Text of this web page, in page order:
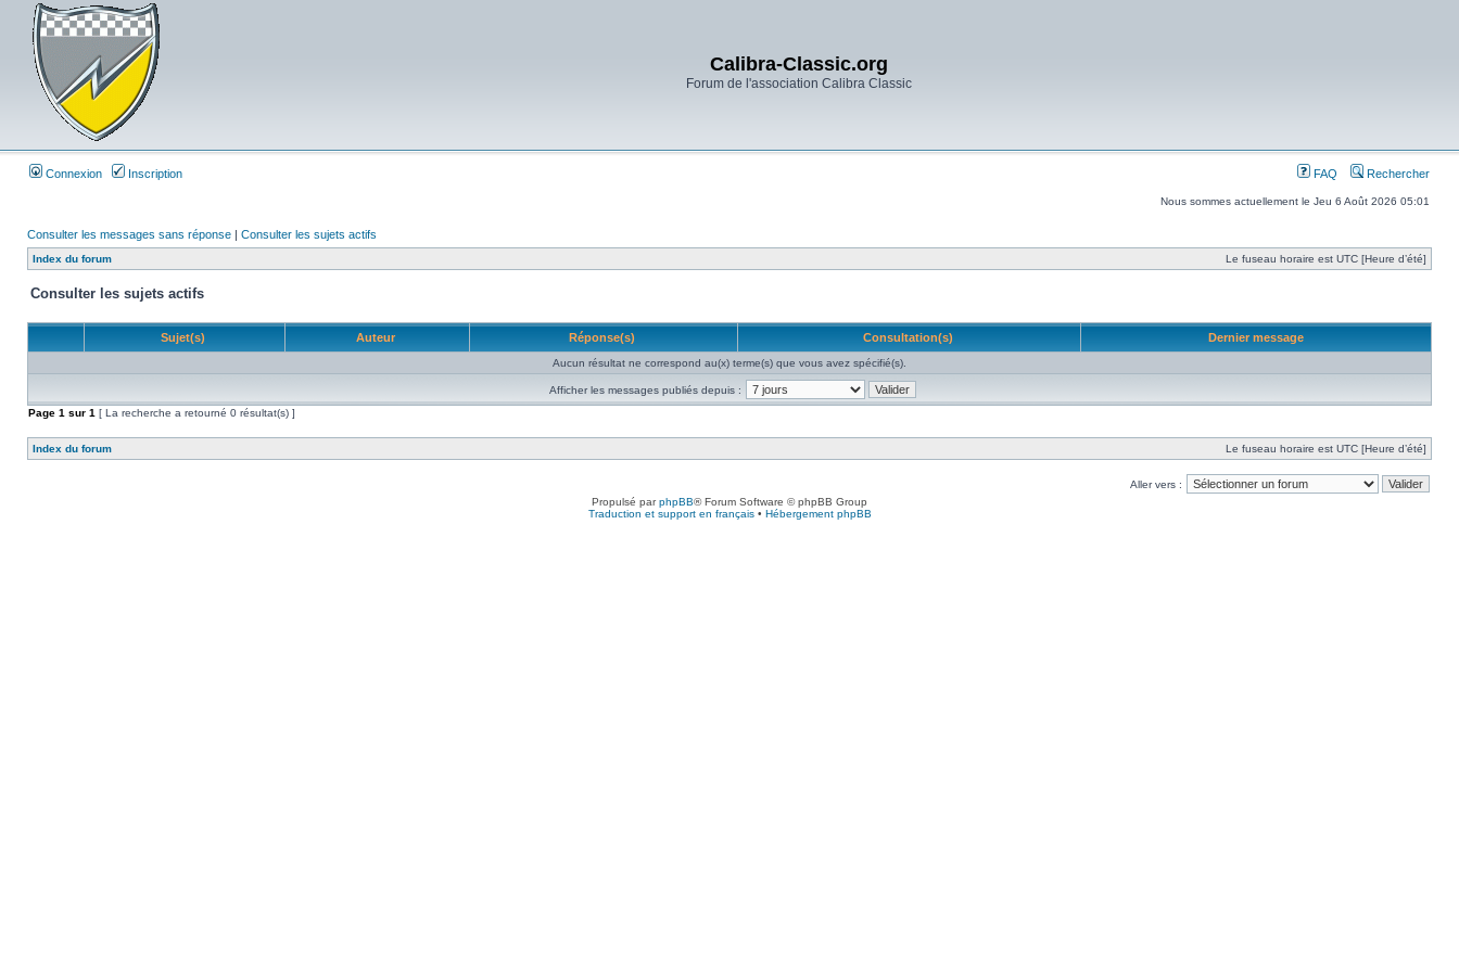
Calibra-Classic.org
Forum de l'association Calibra Classic
Connexion Inscription FAQ Rechercher
Nous sommes actuellement le Jeu 6 Août 2026 05:01
Consulter les messages sans réponse | Consulter les sujets actifs
Index du forum Le fuseau horaire est UTC [Heure d’été]
Consulter les sujets actifs
Sujet(s) Auteur Réponse(s) Consultation(s) Dernier message
Aucun résultat ne correspond au(x) terme(s) que vous avez spécifié(s).
Afficher les messages publiés depuis :
Page 1 sur 1 [ La recherche a retourné 0 résultat(s) ]
Index du forum Le fuseau horaire est UTC [Heure d’été]
Aller vers :
Propulsé parphpBB® Forum Software © phpBB Group
Traduction et support en français• Hébergement phpBB